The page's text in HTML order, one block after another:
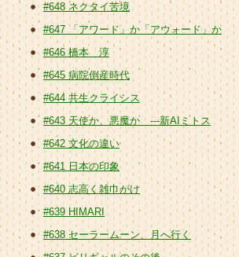
#648 ネクタイ苦境
#647 「アワード」か「アウォード」か
#646 橋本 淳
#645 病院倒産時代
#644 共生クライシス
#643 天使か、悪魔か ---新AIミトス
#642 文化の違い
#641 日本の印象
#640 志高く雑巾がけ
#639 HIMARI
#638 セーラームーン、月へ行く